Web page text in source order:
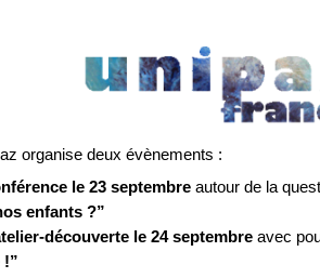
organise deux évènements :
le 23 septembre autour de la
enfants ?”
découverte le 24 septembre avec
!”